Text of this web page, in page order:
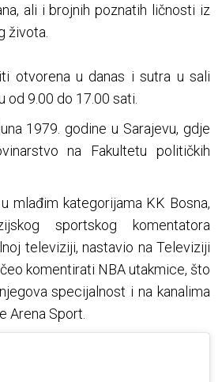
ali i brojnih poznatih ličnosti iz
života.
otvorena u danas i sutra u sali
od 9.00 do 17.00 sati.
1979. godine u Sarajevu, gdje
na Fakultetu političkih
mlađim kategorijama KK Bosna,
sportskog komentatora
televiziji, nastavio na Televiziji
komentirati NBA utakmice, što
specijalnost i na kanalima
Arena Sport.